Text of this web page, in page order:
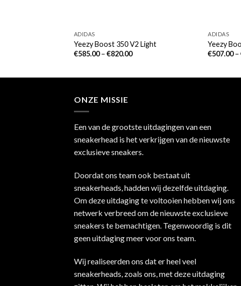
ADIDAS
Yeezy Boost 350 V2 Light
€585.00– €820.00
ADIDAS
Yeezy
€507.00–
ONZE MISSIE
Een van de grootste uitdagingen van een
sneakerhead is het verkrijgen van de nieuwste
exclusieve sneakers.
Doordat ons team ook bestaat uit
sneakerheads, hadden wij dezelfde uitdaging.
Om deze uitdaging te voltooien hebben wij ons
netwerk verbreed om de nieuwste exclusieve
sneakers te bemachtigen. Tegenwoordig is dit
geen uitdaging meer voor ons team.
Wij realiseerden ons dat er heel veel
sneakerheads, zoals ons, met deze uitdaging